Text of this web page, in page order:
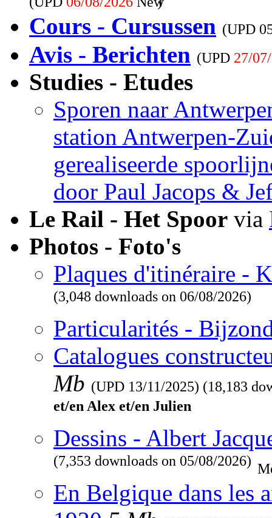
Cours - Cursussen (UPD
Avis - Berichten (UPD 27/
Studies - Etudes
Sporen naar
station Antwerpen-
gerealiseerde
door Paul Jacops &
Le Rail - Het Spoor via
Photos - Foto's
Plaques d'itinéraire -
(3,048 downloads on 06/08/2026)
Particularités -
Catalogues
Mb (UPD 13/11/2025) (18,183
et/en Alex et/en Julien
Dessins - Albert
(7,353 downloads on 05/08/2026)
En Belgique dans les